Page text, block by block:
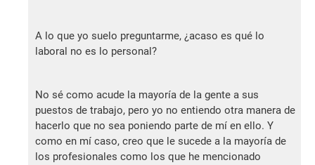
A lo que yo suelo preguntarme, ¿acaso es qué lo
laboral no es lo personal?
No sé como acude la mayoría de la gente a sus
puestos de trabajo, pero yo no entiendo otra manera de
hacerlo que no sea poniendo parte de mí en ello. Y
como en mí caso, creo que le sucede a la mayoría de
los profesionales como los que he mencionado